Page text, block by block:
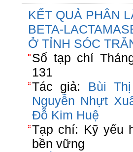
KẾT QUẢ PHÂN
BETA-
Ở TỈNH SÓC
Số tạp chí
131
Tác giả: Bùi
Nguyễn Nhựt
Đỗ Kim Huệ
Tạp chí: Kỹ yếu
bền vững